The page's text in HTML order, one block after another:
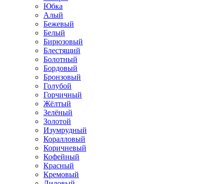
Юбка
Алый
Бежевый
Белый
Бирюзовый
Блестящий
Болотный
Бордовый
Бронзовый
Голубой
Горчичный
Жёлтый
Зелёный
Золотой
Изумрудный
Коралловый
Коричневый
Кофейный
Красный
Кремовый